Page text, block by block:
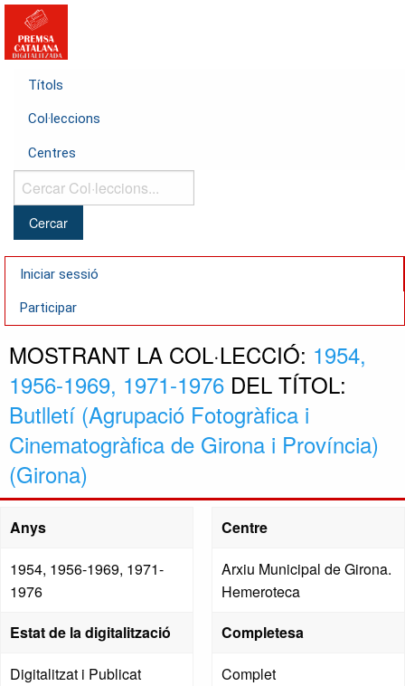
Títols
Col·leccions
Centres
Cercar
Col·leccions...
Iniciar sessió
Participar
MOSTRANT LA COL·LECCIÓ: 1954,
1956-1969, 1971-1976 DEL TÍTOL:
Butlletí (Agrupació Fotogràfica i
Cinematogràfica de Girona i Província)
(Girona)
Anys
1954, 1956-1969, 1971-
1976
Estat de la digitalització
Digitalitzat i Publicat
Centre
Arxiu Municipal de Girona.
Hemeroteca
Completesa
Complet